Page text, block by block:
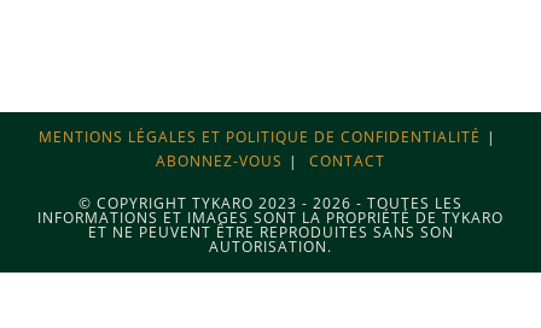
MENTIONS LÉGALES ET POLITIQUE DE CONFIDENTIALITÉ
ABONNEZ-VOUS
CONTACT
© COPYRIGHT TYKARO 2023 - 2026 - TOUTES LES
INFORMATIONS ET IMAGES SONT LA PROPRIÉTÉ DE TYKARO
ET NE PEUVENT ÊTRE REPRODUITES SANS SON
AUTORISATION.